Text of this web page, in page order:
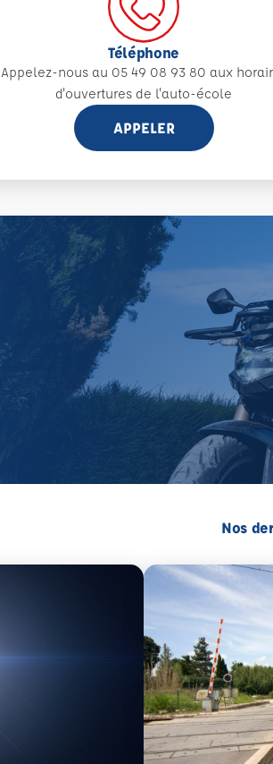
Téléphone
Appelez-nous au 05 49 08 93 80 aux
d'ouvertures de l'auto-école
APPELER
Nos